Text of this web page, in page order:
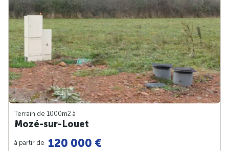
Terrain de 1000m2 à
Mozé-sur-Louet
à partir de 120 000 €